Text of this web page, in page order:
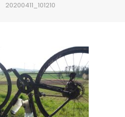
20200411_101210